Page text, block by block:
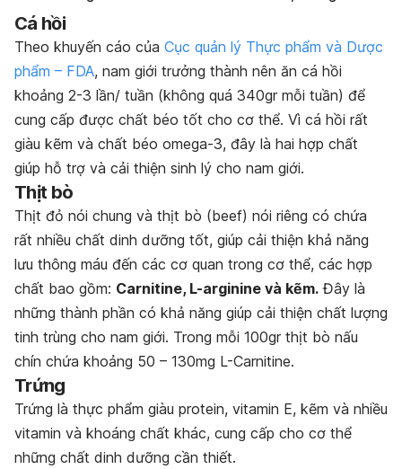
Cá hồi
Theo khuyến cáo của Cục quản lý Thực phẩm và Dược
phẩm – FDA, nam giới trưởng thành nên ăn cá hồi
khoảng 2-3 lần/ tuần (không quá 340gr mỗi tuần) để
cung cấp được chất béo tốt cho cơ thể. Vì cá hồi rất
giàu kẽm và chất béo omega-3, đây là hai hợp chất
giúp hỗ trợ và cải thiện sinh lý cho nam giới.
Thịt bò
Thịt đỏ nói chung và thịt bò (beef) nói riêng có chứa
rất nhiều chất dinh dưỡng tốt, giúp cải thiện khả năng
lưu thông máu đến các cơ quan trong cơ thể, các hợp
chất bao gồm: Carnitine, L-arginine và kẽm. Đây là
những thành phần có khả năng giúp cải thiện chất lượng
tinh trùng cho nam giới. Trong mỗi 100gr thịt bò nấu
chín chứa khoảng 50 – 130mg L-Carnitine.
Trứng
Trứng là thực phẩm giàu protein, vitamin E, kẽm và nhiều
vitamin và khoáng chất khác, cung cấp cho cơ thể
những chất dinh dưỡng cần thiết.